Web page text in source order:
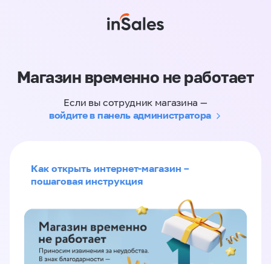
Магазин временно не работает
Если вы сотрудник магазина —
войдите в панель администратора
Как открыть интернет-магазин –
пошаговая инструкция